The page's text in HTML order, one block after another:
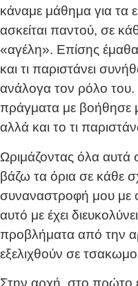
κάναμε μάθημα για τα
ασκείται παντού, σε
«αγέλη». Επίσης
και τι παριστάνει
ανάλογα τον ρόλο
πράγματα με βοήθησε
αλλά και το τι
Ωριμάζοντας όλα
βάζω τα όρια σε κάθε
συναναστροφή μου με
αυτό με έχει
προβλήματα από την
εξελιχθούν σε
Στην αρχή, στο πρώτο